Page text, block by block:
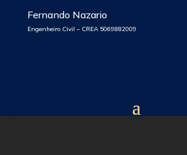
Fernando Nazario
Engenheiro Civil – CREA 5069882009